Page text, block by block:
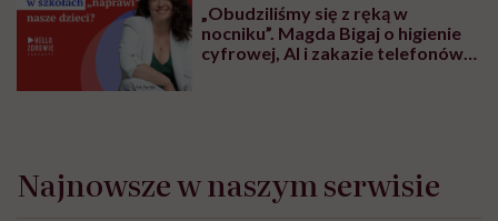
„Obudziliśmy się z ręką w
nocniku”. Magda Bigaj o higienie
cyfrowej, AI i zakazie telefonów
Najnowsze w naszym serwisie